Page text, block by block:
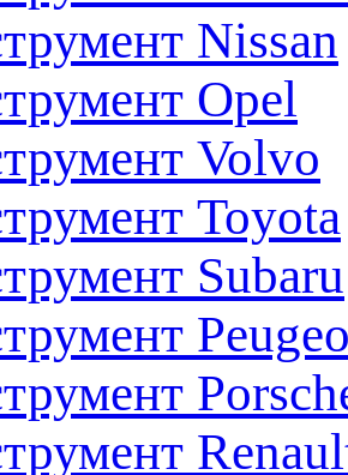
Nissan
Opel
Volvo
Toyota
Subaru